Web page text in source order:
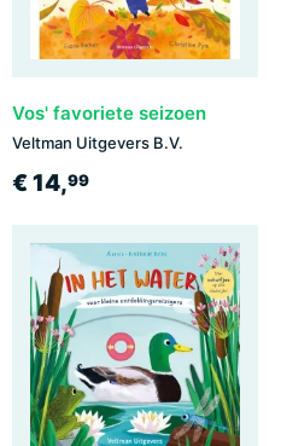
Vos' favoriete seizoen
Veltman Uitgevers B.V.
€ 14,99